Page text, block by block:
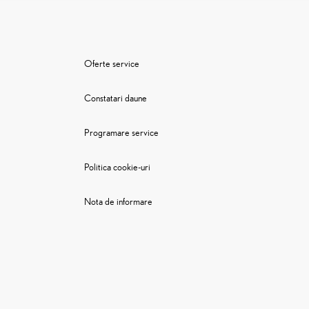
Oferte service
Constatari daune
Programare service
Politica cookie-uri
Nota de informare